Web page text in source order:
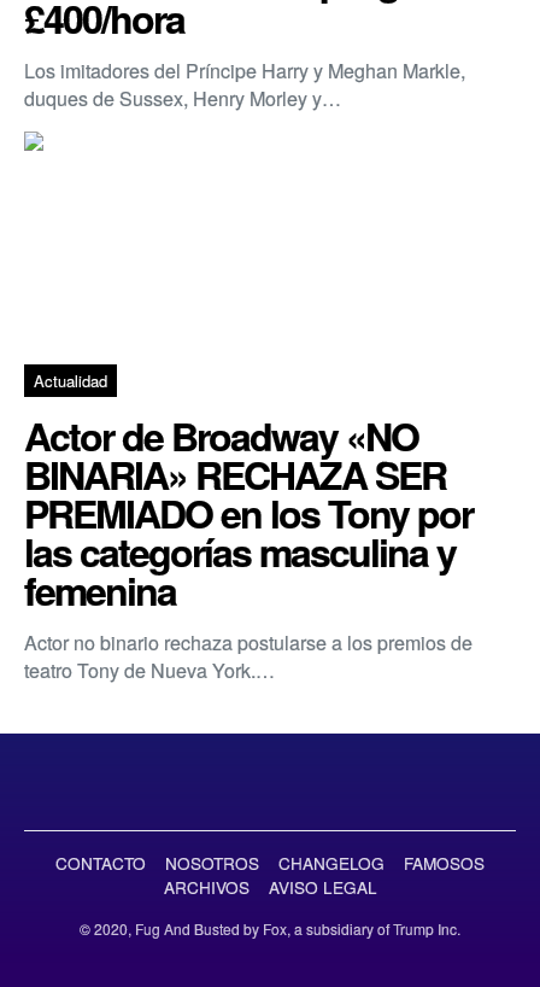
£400/hora
Los imitadores del Príncipe Harry y Meghan Markle,
duques de Sussex, Henry Morley y…
Actualidad
Actor de Broadway «NO
BINARIA» RECHAZA SER
PREMIADO en los Tony por
las categorías masculina y
femenina
Actor no binario rechaza postularse a los premios de
teatro Tony de Nueva York.…
CONTACTO NOSOTROS CHANGELOG
FAMOSOS
ARCHIVOS
AVISO LEGAL
© 2020, Fug And Busted by Fox, a subsidiary of Trump Inc.